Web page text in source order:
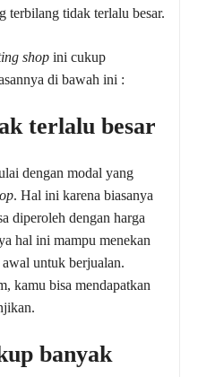
terbilang tidak terlalu besar.
shop ini cukup
di bawah ini :
terlalu besar
dengan modal yang
. Hal ini karena biasanya
diperoleh dengan harga
hal ini mampu menekan
untuk berjualan.
kamu bisa mendapatkan
banyak